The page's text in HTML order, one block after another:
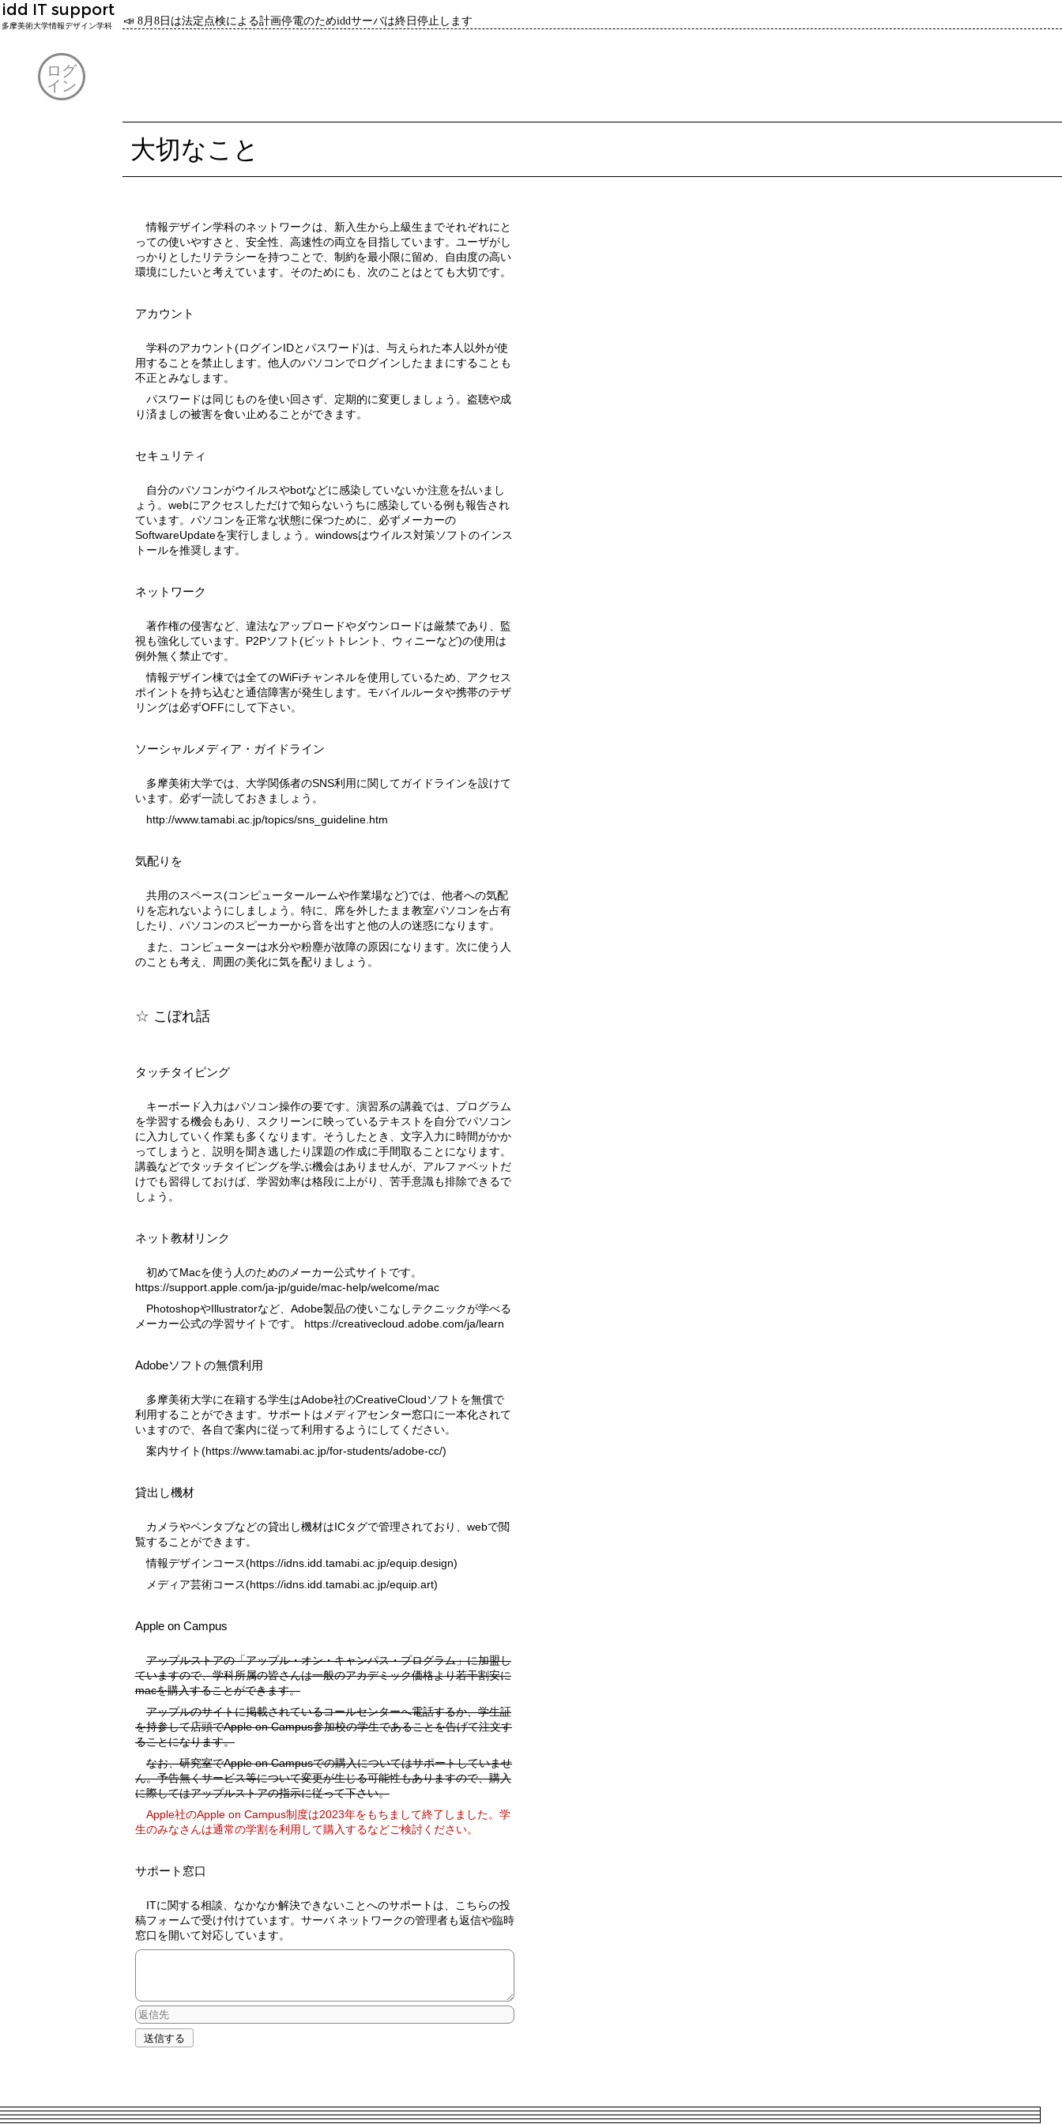
idd IT support
多摩美術大学情報デザイン学科
ログ
イン
📣 8月8日は法定点検による計画停電のためiddサーバは終日停止します
大切なこと
情報デザイン学科のネットワークは、新入生から上級生までそれぞれにと
っての使いやすさと、安全性、高速性の両立を目指しています。ユーザがし
っかりとしたリテラシーを持つことで、制約を最小限に留め、自由度の高い
環境にしたいと考えています。そのためにも、次のことはとても大切です。
アカウント
学科のアカウント(ログインIDとパスワード)は、与えられた本人以外が使
用することを禁止します。他人のパソコンでログインしたままにすることも
不正とみなします。
パスワードは同じものを使い回さず、定期的に変更しましょう。盗聴や成
り済ましの被害を食い止めることができます。
セキュリティ
自分のパソコンがウイルスやbotなどに感染していないか注意を払いまし
ょう。webにアクセスしただけで知らないうちに感染している例も報告され
ています。パソコンを正常な状態に保つために、必ずメーカーの
SoftwareUpdateを実行しましょう。windowsはウイルス対策ソフトのインス
トールを推奨します。
ネットワーク
著作権の侵害など、違法なアップロードやダウンロードは厳禁であり、監
視も強化しています。P2Pソフト(ビットトレント、ウィニーなど)の使用は
例外無く禁止です。
情報デザイン棟では全てのWiFiチャンネルを使用しているため、アクセス
ポイントを持ち込むと通信障害が発生します。モバイルルータや携帯のテザ
リングは必ずOFFにして下さい。
ソーシャルメディア・ガイドライン
多摩美術大学では、大学関係者のSNS利用に関してガイドラインを設けて
います。必ず一読しておきましょう。
http://www.tamabi.ac.jp/topics/sns_guideline.htm
気配りを
共用のスペース(コンピュータールームや作業場など)では、他者への気配
りを忘れないようにしましょう。特に、席を外したまま教室パソコンを占有
したり、パソコンのスピーカーから音を出すと他の人の迷惑になります。
また、コンピューターは水分や粉塵が故障の原因になります。次に使う人
のことも考え、周囲の美化に気を配りましょう。
こぼれ話
タッチタイピング
キーボード入力はパソコン操作の要です。演習系の講義では、プログラム
を学習する機会もあり、スクリーンに映っているテキストを自分でパソコン
に入力していく作業も多くなります。そうしたとき、文字入力に時間がかか
ってしまうと、説明を聞き逃したり課題の作成に手間取ることになります。
講義などでタッチタイピングを学ぶ機会はありませんが、アルファベットだ
けでも習得しておけば、学習効率は格段に上がり、苦手意識も排除できるで
しょう。
ネット教材リンク
初めてMacを使う人のためのメーカー公式サイトです。
https://support.apple.com/ja-jp/guide/mac-help/welcome/mac
PhotoshopやIllustratorなど、Adobe製品の使いこなしテクニックが学べる
メーカー公式の学習サイトです。 https://creativecloud.adobe.com/ja/learn
Adobeソフトの無償利用
多摩美術大学に在籍する学生はAdobe社のCreativeCloudソフトを無償で
利用することができます。サポートはメディアセンター窓口に一本化されて
いますので、各自で案内に従って利用するようにしてください。
案内サイト(https://www.tamabi.ac.jp/for-students/adobe-cc/)
貸出し機材
カメラやペンタブなどの貸出し機材はICタグで管理されており、webで閲
覧することができます。
情報デザインコース(https://idns.idd.tamabi.ac.jp/equip.design)
メディア芸術コース(https://idns.idd.tamabi.ac.jp/equip.art)
Apple on Campus
アップルストアの「アップル・オン・キャンパス・プログラム」に加盟し
ていますので、学科所属の皆さんは一般のアカデミック価格より若干割安に
macを購入することができます。
アップルのサイトに掲載されているコールセンターへ電話するか、学生証
を持参して店頭でApple on Campus参加校の学生であることを告げて注文す
ることになります。
なお、研究室でApple on Campusでの購入についてはサポートしていませ
ん。予告無くサービス等について変更が生じる可能性もありますので、購入
に際してはアップルストアの指示に従って下さい。
Apple社のApple on Campus制度は2023年をもちまして終了しました。学
生のみなさんは通常の学割を利用して購入するなどご検討ください。
サポート窓口
ITに関する相談、なかなか解決できないことへのサポートは、こちらの投
稿フォームで受け付けています。サーバ ネットワークの管理者も返信や臨時
窓口を開いて対応しています。